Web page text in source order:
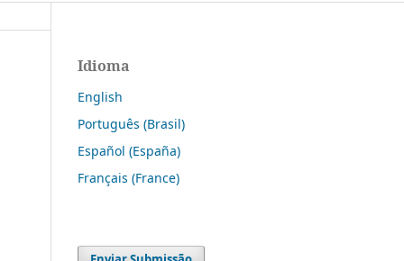
Idioma
English
Português (Brasil)
Español (España)
Français (France)